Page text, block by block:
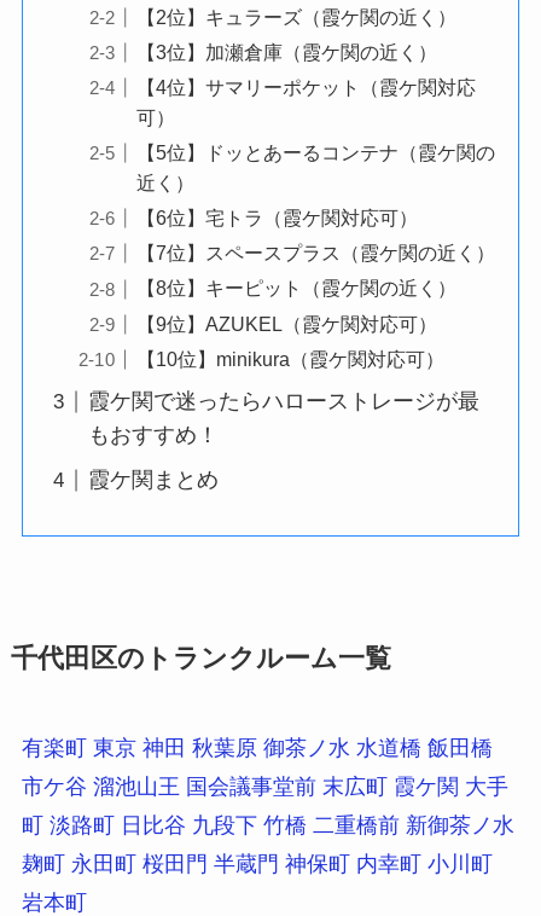
【2位】キュラーズ（霞ケ関の近く）
【3位】加瀬倉庫（霞ケ関の近く）
【4位】サマリーポケット（霞ケ関対応
可）
【5位】ドッとあーるコンテナ（霞ケ関の
近く）
【6位】宅トラ（霞ケ関対応可）
【7位】スペースプラス（霞ケ関の近く）
【8位】キーピット（霞ケ関の近く）
【9位】AZUKEL（霞ケ関対応可）
【10位】minikura（霞ケ関対応可）
霞ケ関で迷ったらハローストレージが最
もおすすめ！
霞ケ関まとめ
千代田区のトランクルーム一覧
有楽町 東京 神田 秋葉原 御茶ノ水 水道橋 飯田橋
市ケ谷 溜池山王 国会議事堂前 末広町 霞ケ関 大手
町 淡路町 日比谷 九段下 竹橋 二重橋前 新御茶ノ水
麹町 永田町 桜田門 半蔵門 神保町 内幸町 小川町
岩本町